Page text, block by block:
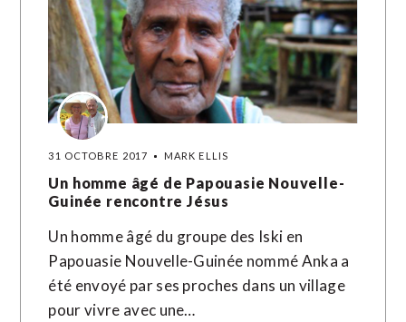
31 OCTOBRE 2017 MARK ELLIS
Un homme âgé de Papouasie Nouvelle-
Guinée rencontre Jésus
Un homme âgé du groupe des Iski en
Papouasie Nouvelle-Guinée nommé Anka a
été envoyé par ses proches dans un village
pour vivre avec une…